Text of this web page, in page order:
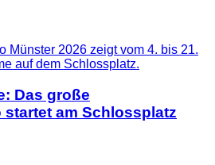
Das große
am Schlossplatz